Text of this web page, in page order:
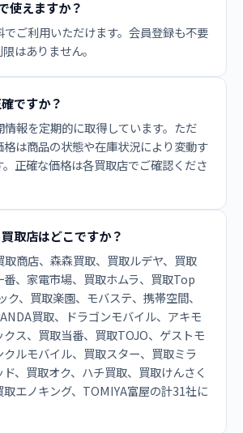
使えますか？
でご利用いただけます。会員登録も不要
はありません。
ですか？
情報を定期的に取得しています。ただ
格は商品の状態や在庫状況により変動す
正確な価格は各買取店でご確認くださ
取店はどこですか？
取商店、森森買取、買取ルデヤ、買取
、家電市場、買取ホムラ、買取Top
、買取楽園、モバステ、携帯空間、
買取、ドラゴンモバイル、アキモ
ス、買取当番、買取TOJO、ゲストモ
ルモバイル、買取スター、買取ミラ
、買取オク、ハチ買取、買取けんさく
エノキング、TOMIYA富屋の計31社に